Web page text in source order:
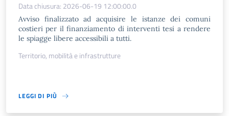
Data chiusura: 2026-06-19 12:00:00.0
Avviso finalizzato ad acquisire le istanze dei comuni
costieri per il finanziamento di interventi tesi a rendere
le spiagge libere accessibili a tutti.
Territorio, mobilità e infrastrutture
LEGGI DI PIÙ